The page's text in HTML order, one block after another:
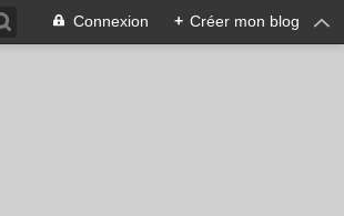
Connexion + Créer mon blog